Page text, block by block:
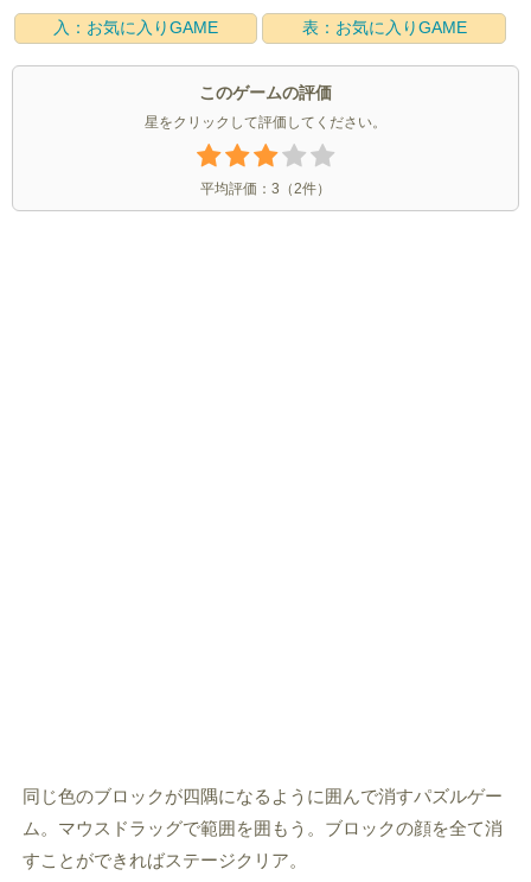
入：お気に入りGAME 表：お気に入りGAME
このゲームの評価
星をクリックして評価してください。
平均評価： 3 （2件）
同じ色のブロックが四隅になるように囲んで消すパズルゲー
ム。マウスドラッグで範囲を囲もう。ブロックの顔を全て消
すことができればステージクリア。